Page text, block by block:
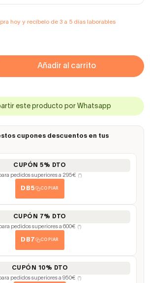
hoy y recíbelo de 3 a 5 días laborables
Añadir al carrito
este producto por Whatsapp
cupones descuentos en tus
CUPÓN 5% DTO
pedidos superiores a 295€ (*)
DB5 COPIAR
CUPÓN 7% DTO
pedidos superiores a 600€ (*)
DB7 COPIAR
CUPÓN 10% DTO
pedidos superiores a 950€ (*)